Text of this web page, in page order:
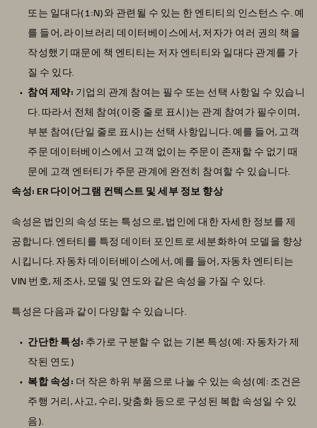
또는 일대다(1:N)와 관련될 수 있는 한 엔티티의 인스턴스 수. 예
를 들어, 라이브러리 데이터베이스에서, 저자가 여러 권의 책을
작성했기 때문에 책 엔티티는 저자 엔티티와 일대다 관계를 가
질 수 있다.
참여 제약: 기업의 관계 참여는 필수 또는 선택 사항일 수 있습니
다. 따라서 전체 참여(이중 줄로 표시)는 관계 참여가 필수이며,
부분 참여(단일 줄로 표시)는 선택 사항입니다. 예를 들어, 고객
주문 데이터베이스에서 고객 없이는 주문이 존재할 수 없기 때
문에 고객 엔터티가 주문 관계에 완전히 참여할 수 있습니다.
속성: ER 다이어그램 컨텍스트 및 세부 정보 향상
속성은 법인의 속성 또는 특성으로, 법인에 대한 자세한 정보를 제
공합니다. 엔터티를 특정 데이터 포인트로 세분화하여 모델을 향상
시킵니다. 자동차 데이터베이스에서, 예를 들어, 자동차 엔티티는
VIN 번호, 제조사, 모델 및 연도와 같은 속성을 가질 수 있다.
특성은 다음과 같이 다양할 수 있습니다.
간단한 특성: 추가로 구분할 수 없는 기본 특성(예: 자동차가 제
작된 연도)
복합 속성: 더 작은 하위 부품으로 나눌 수 있는 속성(예: 조건은
주행 거리, 사고, 수리, 맞춤화 등으로 구성된 복합 속성일 수 있
음).